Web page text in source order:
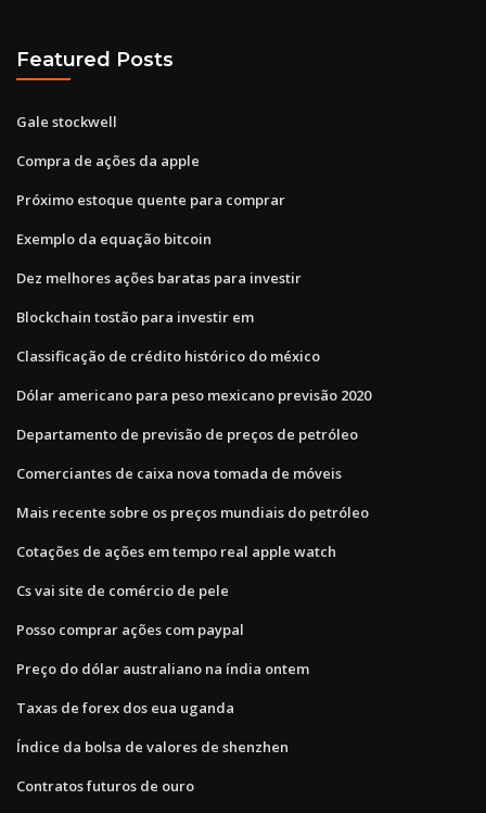
Featured Posts
Gale stockwell
Compra de ações da apple
Próximo estoque quente para comprar
Exemplo da equação bitcoin
Dez melhores ações baratas para investir
Blockchain tostão para investir em
Classificação de crédito histórico do méxico
Dólar americano para peso mexicano previsão 2020
Departamento de previsão de preços de petróleo
Comerciantes de caixa nova tomada de móveis
Mais recente sobre os preços mundiais do petróleo
Cotações de ações em tempo real apple watch
Cs vai site de comércio de pele
Posso comprar ações com paypal
Preço do dólar australiano na índia ontem
Taxas de forex dos eua uganda
Índice da bolsa de valores de shenzhen
Contratos futuros de ouro